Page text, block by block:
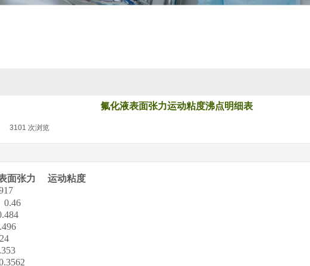
氟化液表面张力运动粘度沸点明细表
3101 次浏览
面张力
运动粘度